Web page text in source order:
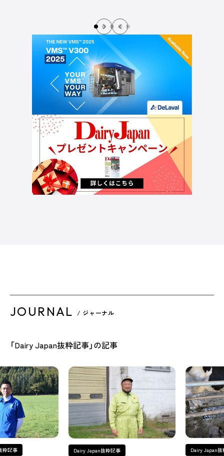
JOURNAL / ジャーナル
「Dairy Japan抜粋記事」の記事
粋記事 Dairy Japan抜粋記事 Dairy Japan抜